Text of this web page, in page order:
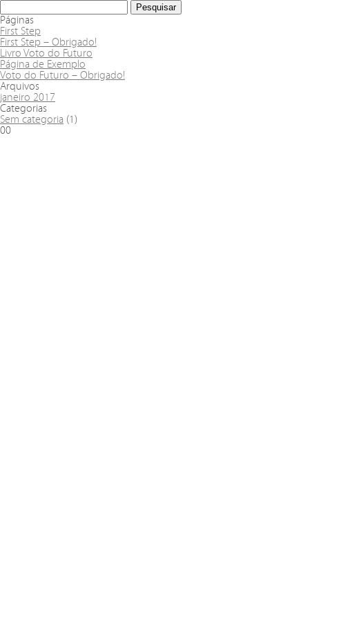
Páginas
First Step
First Step – Obrigado!
Livro Voto do Futuro
Página de Exemplo
Voto do Futuro – Obrigado!
Arquivos
janeiro 2017
Categorias
Sem categoria (1)
00